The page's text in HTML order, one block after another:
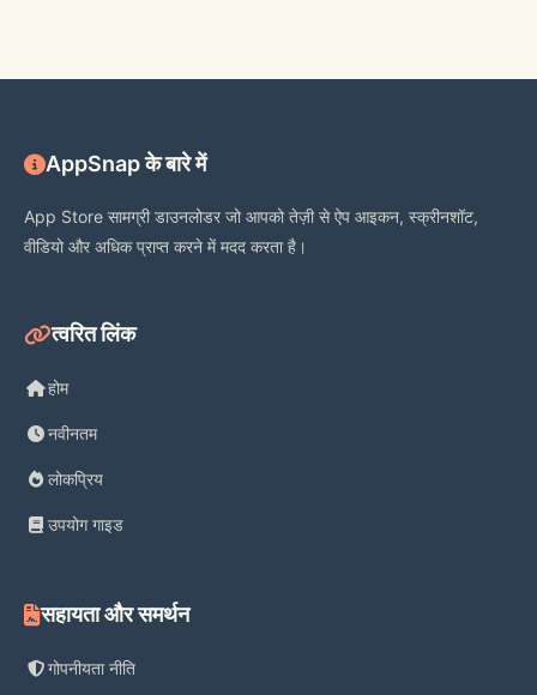
AppSnap के बारे में
App Store सामग्री डाउनलोडर जो आपको तेज़ी से ऐप आइकन, स्क्रीनशॉट,
वीडियो और अधिक प्राप्त करने में मदद करता है।
त्वरित लिंक
होम
नवीनतम
लोकप्रिय
उपयोग गाइड
सहायता और समर्थन
गोपनीयता नीति